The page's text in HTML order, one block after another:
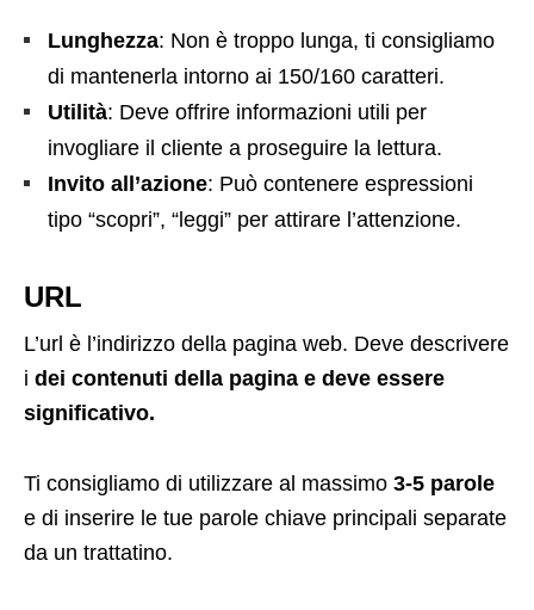
Lunghezza: Non è troppo lunga, ti consigliamo
di mantenerla intorno ai 150/160 caratteri.
Utilità: Deve offrire informazioni utili per
invogliare il cliente a proseguire la lettura.
Invito all’azione: Può contenere espressioni
tipo “scopri”, “leggi” per attirare l’attenzione.
URL
L’url è l’indirizzo della pagina web. Deve descrivere
i dei contenuti della pagina e deve essere
significativo.
Ti consigliamo di utilizzare al massimo 3-5 parole
e di inserire le tue parole chiave principali separate
da un trattatino.